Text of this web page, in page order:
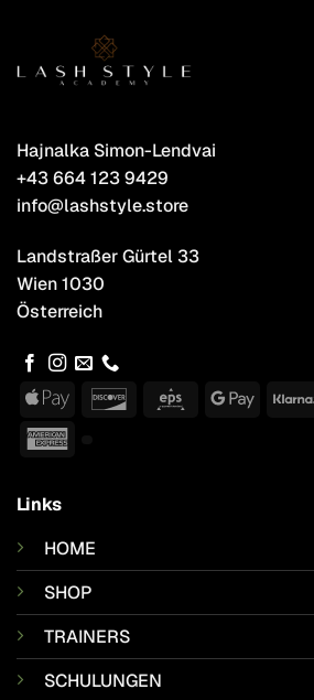
Hajnalka Simon-Lendvai
+43 664 123 9429
info@lashstyle.store
Landstraßer Gürtel 33
Wien 1030
Österreich
Apple
Discover Eps
Google
Links
HOME
SHOP
TRAINERS
SCHULUNGEN